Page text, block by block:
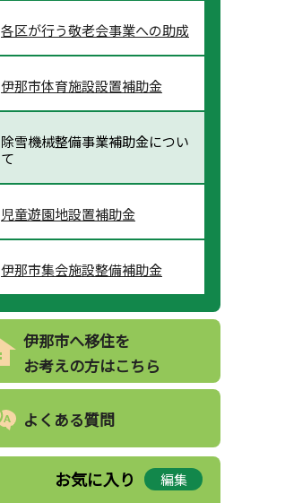
各区が行う敬老会事業への助成
伊那市体育施設設置補助金
除雪機械整備事業補助金につい
て
児童遊園地設置補助金
伊那市集会施設整備補助金
伊那市へ移住を
お考えの方はこちら
よくある質問
お気に入り 編集